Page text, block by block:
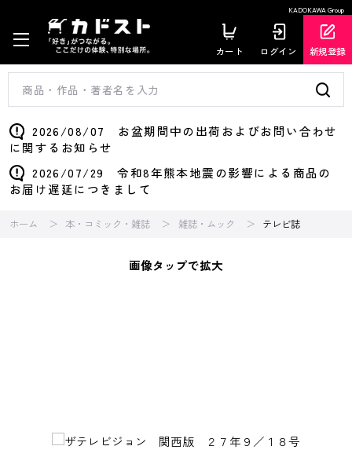
KADOKAWA Group
カート ログイン 新規登録
2026/08/07 お盆期間中の出荷およびお問い合わせ
に関するお知らせ
2026/07/29 令和8年熊本地震の影響による商品の
お届け遅延につきまして
ホーム 本・コミック・雑誌 雑誌・ムック テレビ誌
画像タップで拡大